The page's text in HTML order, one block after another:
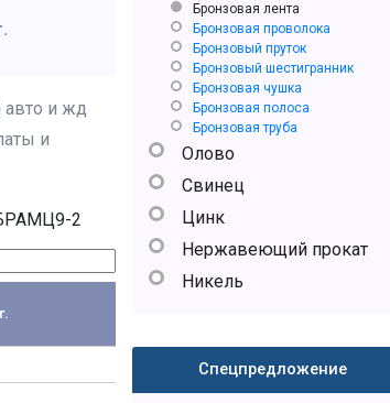
авто и жд
и
2
Бронзовая лента
Бронзовая проволока
Бронзовый пруток
Бронзовый шестигранник
Бронзовая чушка
Бронзовая полоса
Бронзовая труба
Олово
Свинец
Цинк
Нержавеющий прокат
Никель
Спецпредложение